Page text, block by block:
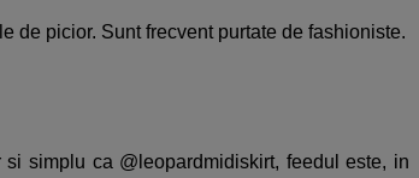
de picior. Sunt frecvent purtate de fashioniste.
si simplu ca @leopardmidiskirt, feedul este, in